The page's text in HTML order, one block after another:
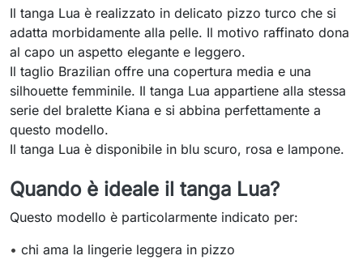
Il tanga Lua è realizzato in delicato pizzo turco che si
adatta morbidamente alla pelle. Il motivo raffinato dona
al capo un aspetto elegante e leggero.
Il taglio Brazilian offre una copertura media e una
silhouette femminile. Il tanga Lua appartiene alla stessa
serie del bralette Kiana e si abbina perfettamente a
questo modello.
Il tanga Lua è disponibile in blu scuro, rosa e lampone.
Quando è ideale il tanga Lua?
Questo modello è particolarmente indicato per:
• chi ama la lingerie leggera in pizzo